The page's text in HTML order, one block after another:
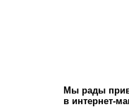
Мы рады
в интернет-